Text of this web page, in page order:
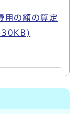
用の額の算定